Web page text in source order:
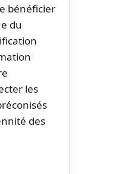
bénéficier
du
les
des